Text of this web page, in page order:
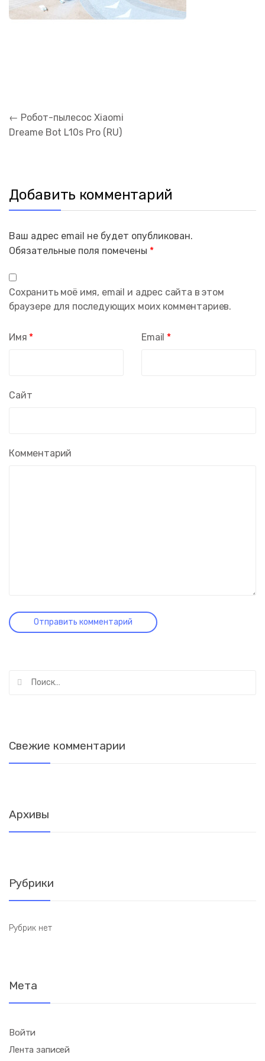
Навигация
по
← Робот-пылесос Xiaomi
Dreame Bot L10s Pro (RU)
Добавить комментарий
Ваш адрес email не будет опубликован.
Обязательные поля помечены *
Комментарий
Имя * Email *
Сайт
Сохранить моё имя, email и адрес сайта в этом
браузере для последующих моих комментариев.
Свежие комментарии
Архивы
Рубрики
Рубрик нет
Мета
Войти
Лента записей